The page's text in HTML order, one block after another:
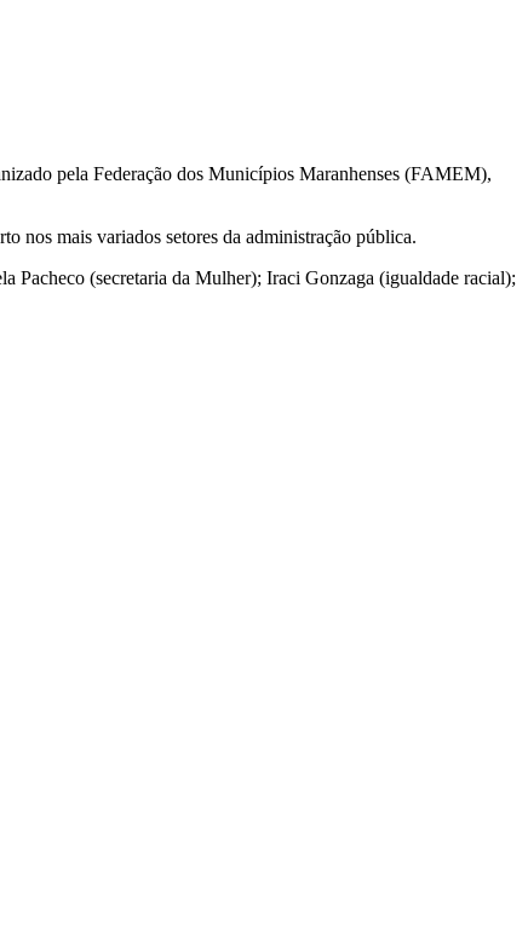
pela Federação dos Municípios Maranhenses (FAMEM),
nos mais variados setores da administração pública.
Pacheco (secretaria da Mulher); Iraci Gonzaga (igualdade racial);